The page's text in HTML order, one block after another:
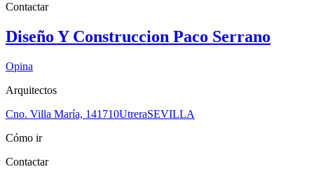
Contactar
Diseño Y Construccion Paco Serrano
Opina
Arquitectos
Cno. Villa María, 141710UtreraSEVILLA
Cómo ir
Contactar